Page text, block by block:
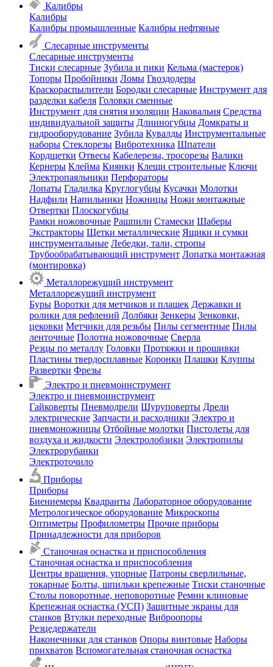
Калибры
Калибры
Калибры промышленные Калибры нефтяные
Слесарные инструменты
Слесарные инструменты
Тиски слесарные Зубила и пики Кельма (мастерок)
Топоры Пробойники Ломы Гвоздодеры
Краскораспылители Бородки слесарные Инструмент для
разделки кабеля Головки сменные
Инструмент для снятия изоляции Наковальня Средства
индивидуальной защиты Длинногубцы Домкраты и
гидрооборудование Зубила Кувалды Инструментальные
наборы Стеклорезы Вибротехника Шпатели
Кордщетки Отвесы Кабелерезы, тросорезы Валики
Кернеры Клейма Киянки Клещи строительные Ключи
Электропаяльники Перфораторы
Лопаты Гладилка Круглогубцы Кусачки Молотки
Надфили Напильники Ножницы Ножи монтажные
Отвертки Плоскогубцы
Рамки ножовочные Рашпили Стамески Шаберы
Экстракторы Щетки металлические Ящики и сумки
инструментальные Лебедки, тали, стропы
Трубообрабатывающий инструмент Лопатка монтажная
(монтировка)
Металлорежущий инструмент
Металлорежущий инструмент
Буры Воротки для метчиков и плашек Державки и
ролики для рефлений Долбяки Зенкеры Зенковки,
цековки Метчики для резьбы Пилы сегментные Пилы
ленточные Полотна ножовочные Сверла
Резцы по металлу Головки Протяжки и прошивки
Пластины твердосплавные Коронки Плашки Клуппы
Развертки Фрезы
Электро и пневмоинструмент
Электро и пневмоинструмент
Гайковерты Пневмодрели Шуруповерты Дрели
электрические Запчасти и расходники Электро и
пневмоножницы Отбойные молотки Пистолеты для
воздуха и жидкости Электролобзики Электропилы
Электрорубанки
Электроточило
Приборы
Приборы
Биениемеры Квадранты Лабораторное оборудование
Метрологическое оборудование Микроскопы
Оптиметры Профилометры Прочие приборы
Принадлежности для приборов
Станочная оснастка и приспособления
Станочная оснастка и приспособления
Центры вращения, упорные Патроны сверлильные,
токарные Болты, шпильки крепежные Тиски станочные
Столы поворотные, неповоротные Ремни клиновые
Крепежная оснастка (УСП) Защитные экраны для
станков Втулки переходные Виброопоры
Резцедержатели
Наконечники для станков Опоры винтовые Наборы
прихватов Вспомогательная станочная оснастка